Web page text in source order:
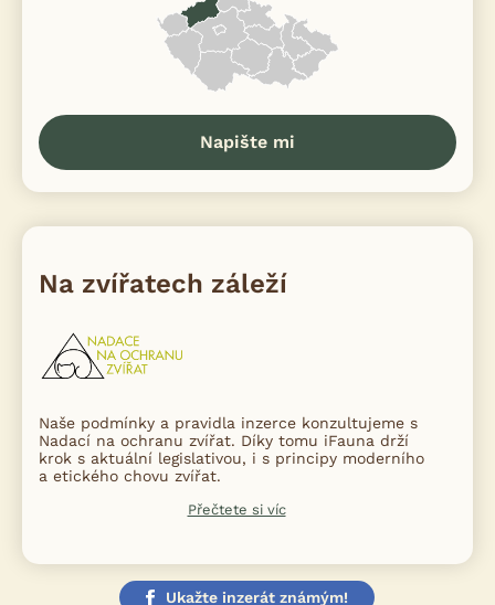
Napište mi
Na zvířatech záleží
Naše podmínky a pravidla inzerce konzultujeme s
Nadací na ochranu zvířat. Díky tomu iFauna drží
krok s aktuální legislativou, i s principy moderního
a etického chovu zvířat.
Přečtete si víc
Ukažte inzerát známým!